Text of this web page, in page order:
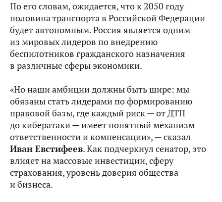
По его словам, ожидается, что к 2050 году
половина транспорта в Российской Федерации
будет автономным. Россия является одним
из мировых лидеров по внедрению
беспилотников гражданского назначения
в различные сферы экономики.
«Но наши амбиции должны быть шире: мы
обязаны стать лидерами по формированию
правовой базы, где каждый риск — от ДТП
до кибератаки — имеет понятный механизм
ответственности и компенсации», — сказал
Иван Евстифеев. Как подчеркнул сенатор, это
влияет на массовые инвестиции, сферу
страхования, уровень доверия общества
и бизнеса.